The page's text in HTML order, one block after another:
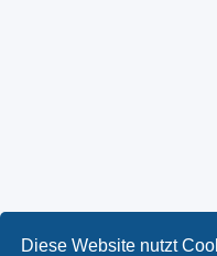
Diese Website nutzt